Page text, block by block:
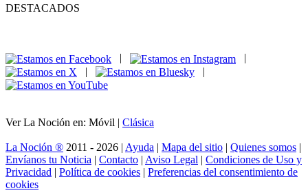
DESTACADOS
|
|
Ver La Noción en: Móvil | Clásica
La Noción ® 2011 - 2026 | Ayuda | Mapa del sitio | Quienes somos |
Envíanos tu Noticia | Contacto | Aviso Legal | Condiciones de Uso y
Privacidad | Política de cookies | Preferencias del consentimiento de
cookies